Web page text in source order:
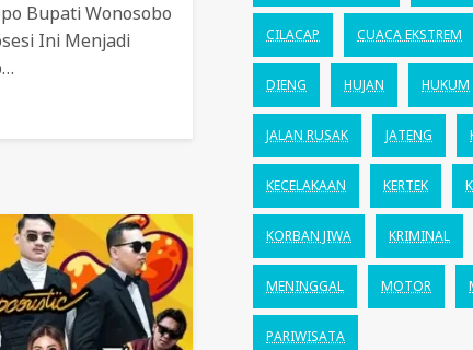
Bupati Wonosobo
Ini Menjadi
CILACAP CUACA EKSTREM
DIENG HUJAN HUKUM
JALAN RUSAK JATENG
KECELAKAAN KERTEK
KORBAN JIWA KRIMINAL
MENINGGAL MOTOR
PARIWISATA